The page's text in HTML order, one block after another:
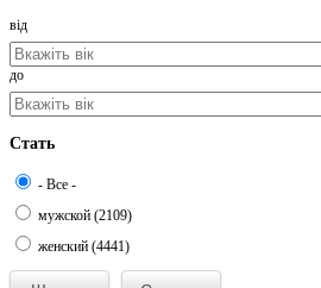
від
до
Стать
- Все -
мужской (2109)
женский (4441)